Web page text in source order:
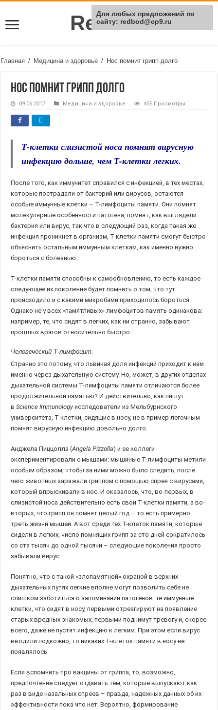
Rei Red
Главная / Медицина и здоровье / Нос помнит грипп долго
Нос помнит грипп долго
09.06.2017 Медицина и здоровье 455 Просмотры
Т-клетки слизистой носа помнят вирусную
инфекцию дольше, чем Т-клетки легких.
После того, как иммунитет справился с инфекцией, в тех местах,
которые пострадали от бактерий или вирусов, остаются
особые иммунные клетки – Т-лимфоциты памяти. Они помнят
молекулярные особенности патогена, помнят, как выглядели
бактерия или вирус, так что в следующий раз, когда такая же
инфекция проникнет в организм, Т-клетки памяти смогут быстро
объяснить остальным иммунным клеткам, как именно нужно
бороться с болезнью.
Т-клетки памяти способны к самообновлению, то есть каждое
следующее их поколение будет помнить о том, что тут
происходило и с какими микробами приходилось бороться.
Однако не у всех «памятливых» лимфоцитов память одинакова:
например, те, что сидят в легких, как ни странно, забывают
прошлых врагов относительно быстро.
Человеческий Т-лимфоцит.
Странно это потому, что львиная доля инфекций приходит к нам
именно через дыхательную систему. Но, может, в других отделах
дыхательной системы Т-лимфоциты памяти отличаются более
продолжительной памятью? И действительно, как пишут
вScience Immunologyисследователи из Мельбурнского
университета, Т-клетки, сидящие в носу, не в пример легочным
помнят вирусную инфекцию довольно долго.
Анджела Пиццолла (Angela Pizzolla) и ее коллеги
экспериментировали с мышами: мышиные Т-лимфоциты метили
особым образом, чтобы за ними можно было следить, после
чего животных заражали гриппом с помощью спрея с вирусами,
который впрыскивали в нос. И оказалось, что, во-первых, в
слизистой носа действительно есть свои Т-клетки памяти, а во-
вторых, что грипп он помнят целый год – то есть примерно
треть жизни мышей. А вот среди тех Т-клеток памяти, которые
сидели в легких, число помнящих грипп за сто дней сократилось
со ста тысяч до одной тысячи – следующие поколения просто
забывали вирус.
Понятно, что с такой «злопамятной» охраной в верхних
дыхательных путях легкие вполне могут позволить себе не
слишком заботиться о запоминании патогенов: те иммунные
клетки, что сидят в носу, первыми отреагируют на появление
старых вредных знакомых, первыми поднимут тревогу и, скорее
всего, даже не пустят инфекцию к легким. При этом если вирус
вводили подкожно, то никаких Т-клеток памяти в носу не
появлялось.
Если вспомнить про вакцины от гриппа, то, возможно,
предпочтение следует отдавать тем, которые выпускают как
раз в виде назальных спреев – правда, надежных данных об их
эффективности пока что нет. Вероятно, формирование
Для любых предложений по
сайту: redbod@cp9.ru